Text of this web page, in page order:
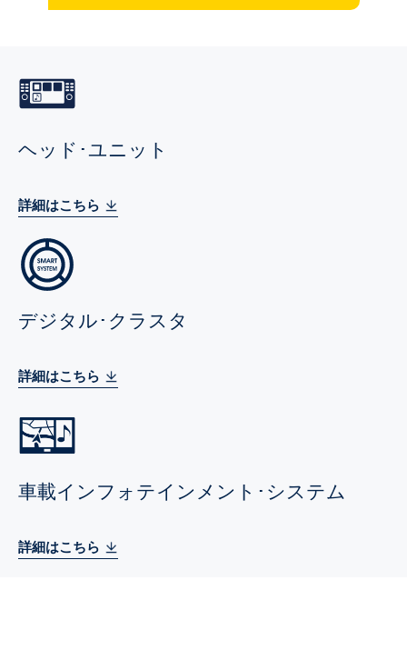
ヘッド･ユニット
詳細はこちら
デジタル･クラスタ
詳細はこちら
車載インフォテインメント･システム
詳細はこちら